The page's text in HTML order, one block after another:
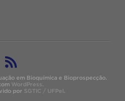
em Bioquímica e Bioprospecção.
WordPress.
por SGTIC / UFPel.